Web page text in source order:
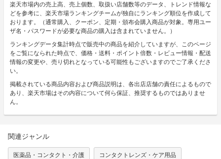
楽天市場内の売上高、売上個数、取扱い店舗数等のデータ、トレンド情報な
どを参考に、楽天市場ランキングチームが独自にランキング順位を作成して
おります。（通常購入、クーポン、定期・頒布会購入商品が対象。専用ユー
ザ名・パスワードが必要な商品の購入は含まれていません。）
ランキングデータ集計時点で販売中の商品を紹介していますが、このページ
をご覧になられた時点で、価格・送料・ポイント倍数・レビュー情報・配送
情報の変更や、売り切れとなっている可能性もございますのでご了承くださ
い。
掲載されている商品内容および商品説明は、各出店店舗の責任によるもので
あり、楽天市場はその内容について何ら保証、推奨するものではありませ
ん。
関連ジャンル
医薬品・コンタクト・介護 コンタクトレンズ・ケア用品